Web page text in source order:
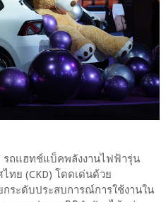
รถแฮทช์แบ็คพลังงานไฟฟ้ารุ่น
ทย (CKD) โดดเด่นด้วย
ระดับประสบการณ์การใช้งานใน